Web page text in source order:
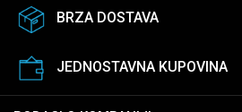
BRZA DOSTAVA
JEDNOSTAVNA KUPOVINA